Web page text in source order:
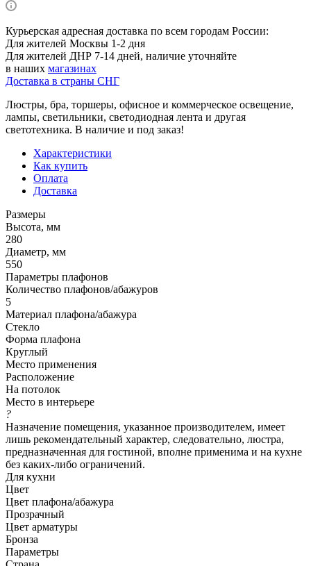
Курьерская адресная доставка по всем городам России:
Для жителей Москвы 1-2 дня
Для жителей ДНР 7-14 дней, наличие уточняйте
в наших магазинах
Доставка в страны СНГ
Люстры, бра, торшеры, офисное и коммерческое освещение,
лампы, светильники, светодиодная лента и другая
светотехника. В наличие и под заказ!
Характеристики
Как купить
Оплата
Доставка
Размеры
Высота, мм
280
Диаметр, мм
550
Параметры плафонов
Количество плафонов/абажуров
5
Материал плафона/абажура
Стекло
Форма плафона
Круглый
Место применения
Расположение
На потолок
Место в интерьере
?
Назначение помещения, указанное производителем, имеет
лишь рекомендательный характер, следовательно, люстра,
предназначенная для гостиной, вполне применима и на кухне
без каких-либо ограничений.
Для кухни
Цвет
Цвет плафона/абажура
Прозрачный
Цвет арматуры
Бронза
Параметры